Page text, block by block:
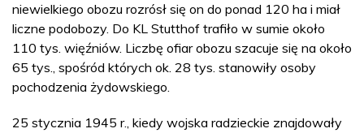
niewielkiego obozu rozrósł się on do ponad 120 ha i miał
liczne podobozy. Do KL Stutthof trafiło w sumie około
110 tys. więźniów. Liczbę ofiar obozu szacuje się na około
65 tys., spośród których ok. 28 tys. stanowiły osoby
pochodzenia żydowskiego.
25 stycznia 1945 r., kiedy wojska radzieckie znajdowały